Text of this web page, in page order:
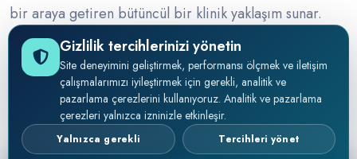
bir araya getiren bütüncül bir klinik yaklaşım sunar.
Her hastamız için ihtiyaç, beklenti ve tedavi
önceliklerini ayrı ayrı değerlendiriyor; muayeneden
planlamaya kadar tüm süreci şeffaf biçimde
yönetiyoruz.
Gizlilik tercihlerinizi yönetin
Site deneyimini geliştirmek, performansı ölçmek ve iletişim
çalışmalarımızı iyileştirmek için gerekli, analitik ve
pazarlama çerezlerini kullanıyoruz. Analitik ve pazarlama
çerezleri yalnızca izninizle etkinleşir.
Yalnızca gerekli Tercihleri yönet